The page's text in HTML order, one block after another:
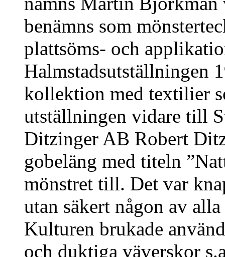
benämns som
plattsöms- och
Halmstadsutställningen
kollektion med textilier
utställningen vidare till
Ditzinger AB Robert
gobeläng med titeln
mönstret till. Det var
utan säkert någon av
Kulturen brukade
och duktiga väverskor